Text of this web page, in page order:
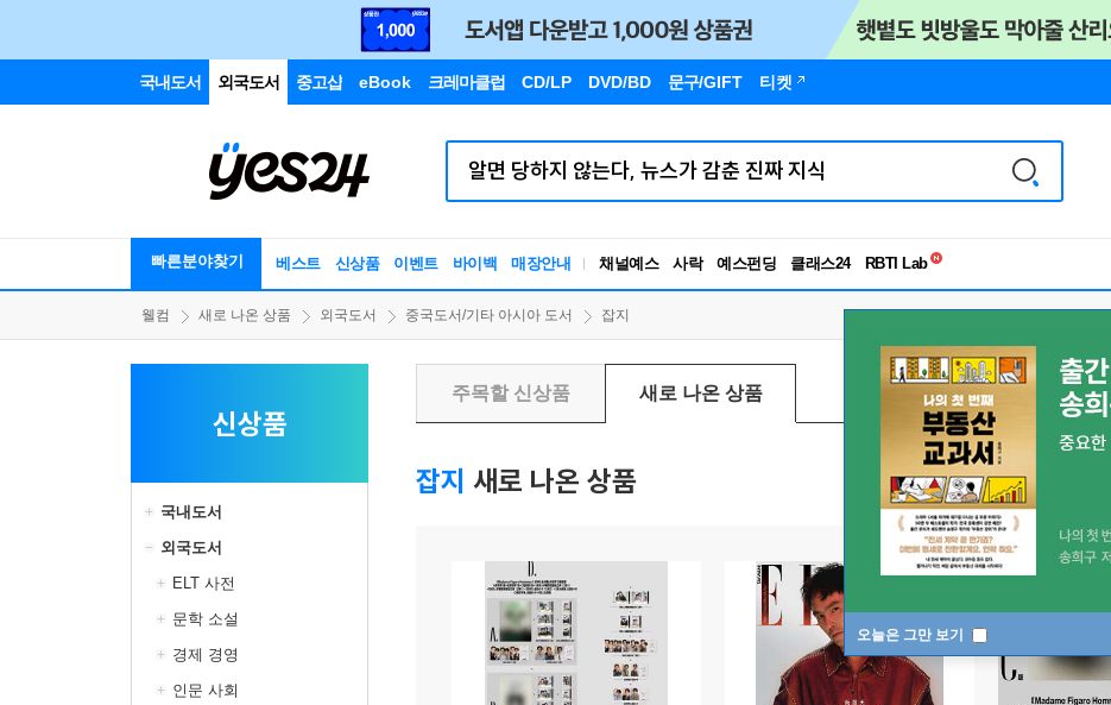
국내도서 외국도서 중고샵 eBook 크레마클럽 CD/LP DVD/BD 문구/GIFT 티켓
빠른분야찾기 베스트 신상품 이벤트 바이백 매장안내 채널예스 사락 예스펀딩 클래스24
RBTI Lab
오늘은 그만 보기
웰컴 새로 나온 상품 외국도서 중국도서/기타 아시아 도서 잡지
신상품
국내도서
외국도서
ELT 사전
문학 소설
경제 경영
인문 사회
주목할 신상품 새로 나온 상품
잡지 새로 나온 상품